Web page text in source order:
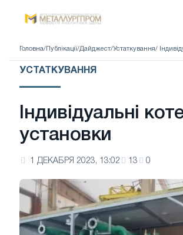
Головна/ Публікації/Дайджест/Устаткування/
УСТАТКУВАННЯ
Індивідуальні
установки
1 ДЕКАБРЯ 2023, 13:02 13 0